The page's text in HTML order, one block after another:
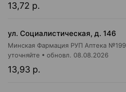
13,72 р.
ул. Социалистическая, д. 146
Минская Фармация РУП Аптека №199
13,93 р.
уточняйте обновл. 08.08.2026